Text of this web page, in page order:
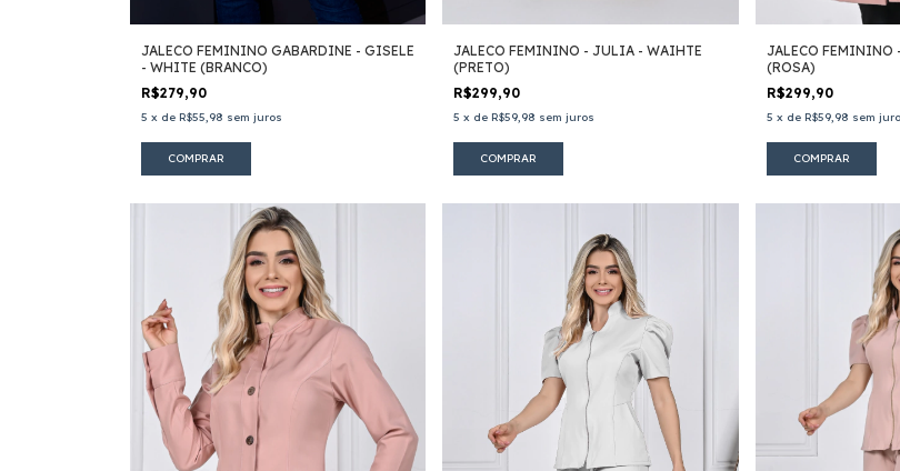
JALECO FEMININO GABARDINE - GISELE
- WHITE (BRANCO)
R$279,90
5 x de R$55,98 sem juros
COMPRAR
JALECO FEMININO - JULIA - WAIHTE
(PRETO)
R$299,90
5 x de R$59,98 sem juros
COMPRAR
JALECO FEMININO
(ROSA)
R$299,90
5 x de R$59,98 sem
COMPRAR